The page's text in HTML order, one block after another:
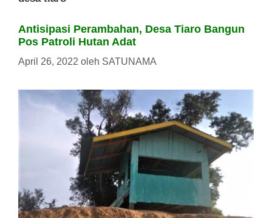
Antisipasi Perambahan, Desa Tiaro Bangun
Pos Patroli Hutan Adat
April 26, 2022 oleh SATUNAMA